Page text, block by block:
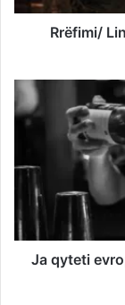
Rrëfimi/
Ja qyteti